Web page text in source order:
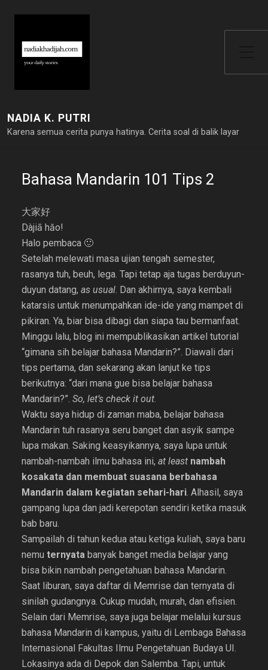
NADIA K. PUTRI
Karena semua cerita punya hatinya. Cerita soal di balik layar
Bahasa Mandarin 101 Tips 2
大家好
Dàjiā hăo!
Halo pembaca 🙂
Setelah melewati masa ujian tengah semester,
rasanya tuh, beuh, lega. Tapi tetap aja tugas berduyun-
duyun datang, as usual. Dan akhirnya, saya kembali
katarsis untuk menumpahkan ide-ide yang mampet di
pikiran. Ya, biar bisa dibagi dan siapa tau bermanfaat.
Minggu lalu, blog ini mempublikasikan artikel tutorial
“gimana sih belajar bahasa Mandarin?”. Diawali dari
tips pertama, dan sekarang akan lanjut ke tips
berikutnya: “dari mana gue bisa belajar bahasa
Mandarin?”. So, let’s check it out.
Waktu saya hidup di zaman maba, belajar bahasa
Mandarin tuh rasanya seru banget dan asyik sampe
lupa makan. Saking keasyikannya, saya lupa untuk
nambah-nambah ilmu bahasa ini, at least nambah
kosakata dan membuat suasana berbahasa
Mandarin dalam kegiatan sehari-hari. Alhasil, saya
gampang lupa dan jadi kerepotan sendiri ketika masuk
bab baru.
Sampailah di tahun kedua atau ketiga kuliah, saya baru
nemu ternyata banyak banget media belajar yang
bisa bikin nambah pengetahuan bahasa Mandarin.
Saat liburan, saya daftar di Memrise dan ternyata di
sinilah gudangnya. Cukup mudah, murah, dan efisien.
Selain dari Memrise, saya juga belajar melalui kursus
bahasa Mandarin di kampus, yaitu di Lembaga Bahasa
Internasional Fakultas Ilmu Pengetahuan Budaya UI.
Lokasinya ada di Depok dan Salemba. Tapi, untuk